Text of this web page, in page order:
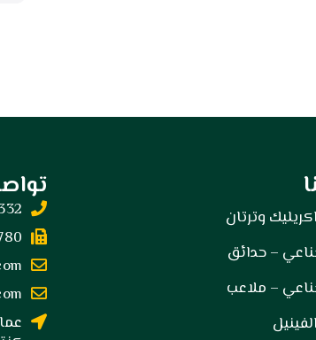
وترتان
– حدائق
– ملاعب